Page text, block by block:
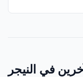
في النيجر